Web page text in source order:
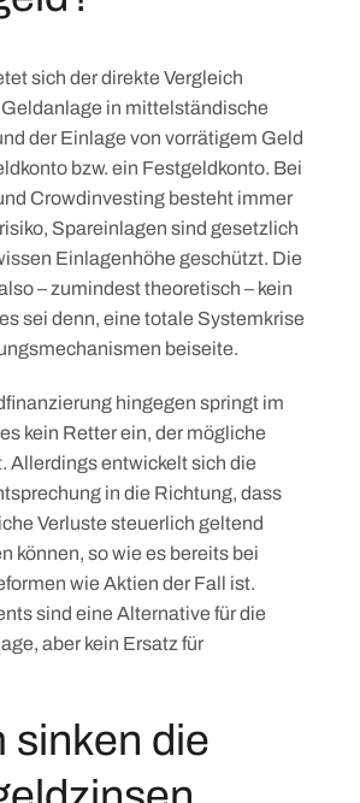
sich der direkte Vergleich
in mittelständische
der Einlage von vorrätigem Geld
bzw. ein Festgeldkonto. Bei
Crowdinvesting besteht immer
Spareinlagen sind gesetzlich
Einlagenhöhe geschützt. Die
– zumindest theoretisch – kein
sei denn, eine totale Systemkrise
beiseite.
hingegen springt im
kein Retter ein, der mögliche
Allerdings entwickelt sich die
in die Richtung, dass
Verluste steuerlich geltend
können, so wie es bereits bei
wie Aktien der Fall ist.
sind eine Alternative für die
aber kein Ersatz für
sinken die